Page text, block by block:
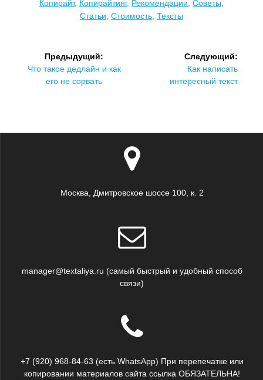
Копирайт, Копирайтинг, Рекомендации, Советы,
Статьи, Стоимость, Тексты
Навигация
по
Предыдущий:
Предыдущая
запись:
Что такое дедлайн и как
его не сорвать
Следующий:
Следующая
запись:
Как написать
интересный текст
Москва, Дмитровское шоссе 100, к. 2
manager@textaliya.ru (самый быстрый и удобный способ
связи)
+7 (920) 968-84-63 (есть WhatsApp) При перепечатке или
копировании материалов сайта ссылка ОБЯЗАТЕЛЬНА!